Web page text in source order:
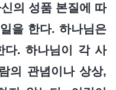
의 성품 본질에 따
을 한다. 하나님은
다. 하나님이 각 사
의 관념이나 상상,